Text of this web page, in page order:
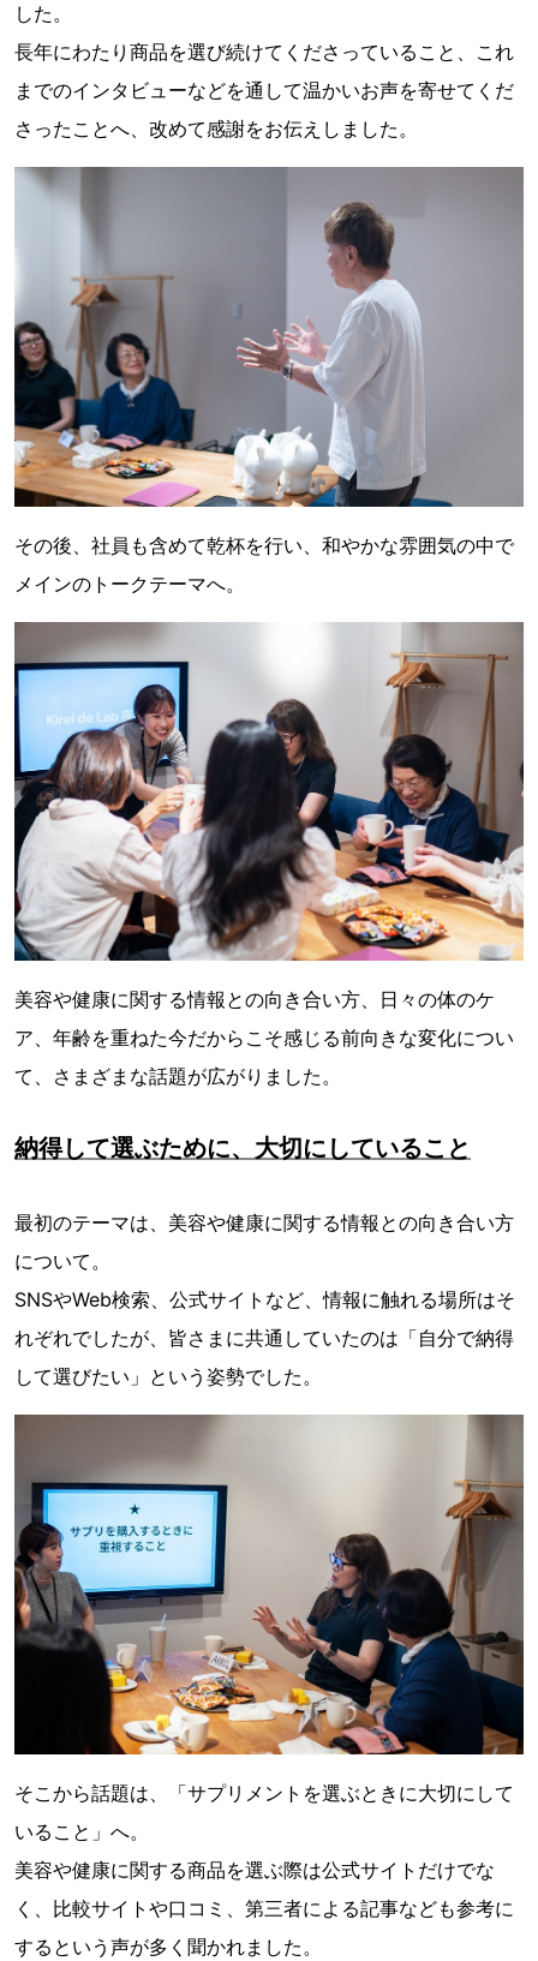
した。
長年にわたり商品を選び続けてくださっていること、これ
までのインタビューなどを通して温かいお声を寄せてくだ
さったことへ、改めて感謝をお伝えしました。
その後、社員も含めて乾杯を行い、和やかな雰囲気の中で
メインのトークテーマへ。
美容や健康に関する情報との向き合い方、日々の体のケ
ア、年齢を重ねた今だからこそ感じる前向きな変化につい
て、さまざまな話題が広がりました。
納得して選ぶために、大切にしていること
最初のテーマは、美容や健康に関する情報との向き合い方
について。
SNSやWeb検索、公式サイトなど、情報に触れる場所はそ
れぞれでしたが、皆さまに共通していたのは「自分で納得
して選びたい」という姿勢でした。
そこから話題は、「サプリメントを選ぶときに大切にして
いること」へ。
美容や健康に関する商品を選ぶ際は公式サイトだけでな
く、比較サイトや口コミ、第三者による記事なども参考に
するという声が多く聞かれました。